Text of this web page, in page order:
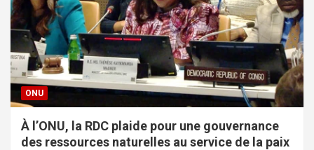
ONU
À l’ONU, la RDC plaide pour une gouvernance
des ressources naturelles au service de la paix